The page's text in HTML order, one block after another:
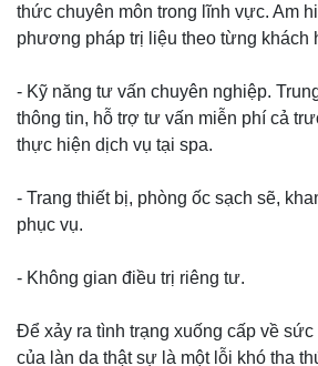
thức chuyên môn trong lĩnh vực. Am
phương pháp trị liệu theo từng khách
- Kỹ năng tư vấn chuyên nghiệp.
thông tin, hỗ trợ tư vấn miễn phí cả
thực hiện dịch vụ tại spa.
- Trang thiết bị, phòng ốc sạch sẽ,
phục vụ.
- Không gian điều trị riêng tư.
Để xảy ra tình trạng xuống cấp về sức
của làn da thật sự là một lỗi khó tha